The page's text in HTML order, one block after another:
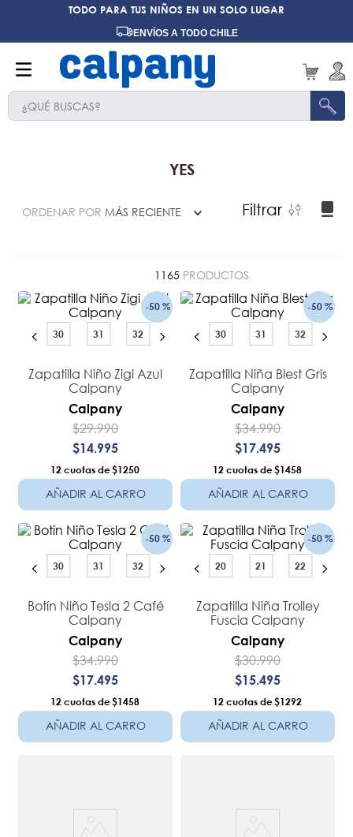
TODO PARA TUS NIÑOS EN UN SOLO LUGAR
ENVÍOS A TODO CHILE
¿QUÉ BUSCAS?
YES
ORDENAR POR MÁS RECIENTE Filtrar
1165 PRODUCTOS
-50 %
30 31 32
Zapatilla Niño Zigi Azul
Calpany
Calpany
$29.990
$14.995
12 $1250
AÑADIR AL CARRO
-50 %
30 31 32
Zapatilla Niña Blest Gris
Calpany
Calpany
$34.990
$17.495
12 $1458
AÑADIR AL CARRO
-50 %
30 31 32
Botín Niño Tesla 2 Café
Calpany
Calpany
$34.990
$17.495
12 $1458
AÑADIR AL CARRO
-50 %
20 21 22
Zapatilla Niña Trolley
Fuscia Calpany
Calpany
$30.990
$15.495
12 $1292
AÑADIR AL CARRO
3.
hush puppies kids
6.
zapatillas
7.
ergonomico
9.
botin niña
sandalias